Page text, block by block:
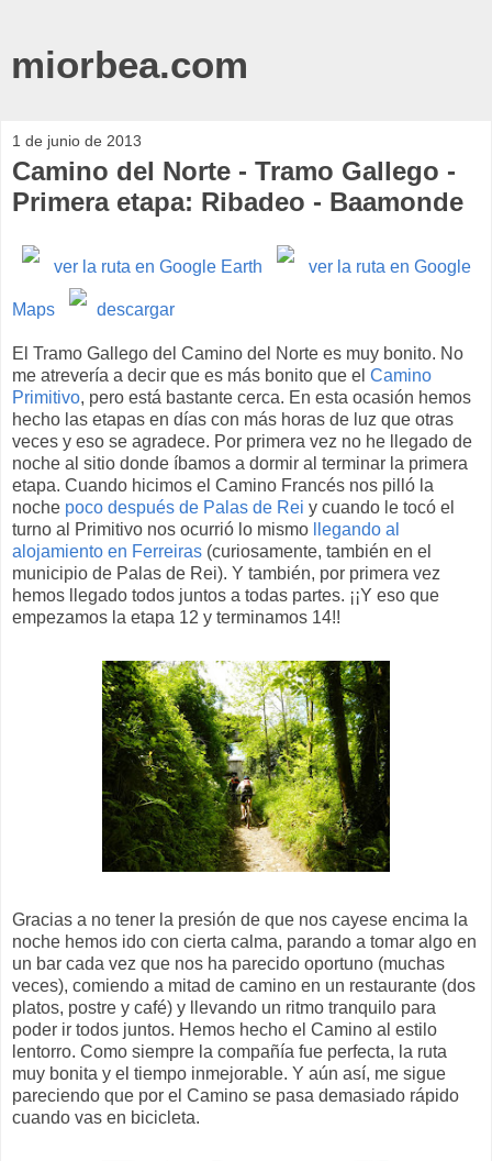
miorbea.com
1 de junio de 2013
Camino del Norte - Tramo Gallego -
Primera etapa: Ribadeo - Baamonde
ver la ruta en Google Earth ver la ruta en Google
Maps descargar
El Tramo Gallego del Camino del Norte es muy bonito. No
me atrevería a decir que es más bonito que el Camino
Primitivo, pero está bastante cerca. En esta ocasión hemos
hecho las etapas en días con más horas de luz que otras
veces y eso se agradece. Por primera vez no he llegado de
noche al sitio donde íbamos a dormir al terminar la primera
etapa. Cuando hicimos el Camino Francés nos pilló la
noche poco después de Palas de Rei y cuando le tocó el
turno al Primitivo nos ocurrió lo mismo
llegando al
alojamiento en Ferreiras (curiosamente, también en el
municipio de Palas de Rei). Y también, por primera vez
hemos llegado todos juntos a todas partes. ¡¡Y eso que
empezamos la etapa 12 y terminamos 14!!
Gracias a no tener la presión de que nos cayese encima la
noche hemos ido con cierta calma, parando a tomar algo en
un bar cada vez que nos ha parecido oportuno (muchas
veces), comiendo a mitad de camino en un restaurante (dos
platos, postre y café) y llevando un ritmo tranquilo para
poder ir todos juntos. Hemos hecho el Camino al estilo
lentorro. Como siempre la compañía fue perfecta, la ruta
muy bonita y el tiempo inmejorable. Y aún así, me sigue
pareciendo que por el Camino se pasa demasiado rápido
cuando vas en bicicleta.